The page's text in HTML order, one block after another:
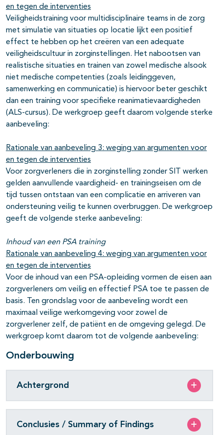
en tegen de interventies
Veiligheidstraining voor multidisciplinaire teams in de zorg
met simulatie van situaties op locatie lijkt een positief
effect te hebben op het creëren van een adequate
veiligheidscultuur in zorginstellingen. Het nabootsen van
realistische situaties en trainen van zowel medische alsook
niet medische competenties (zoals leidinggeven,
samenwerking en communicatie) is hiervoor beter geschikt
dan een training voor specifieke reanimatievaardigheden
(ALS-cursus). De werkgroep geeft daarom volgende sterke
aanbeveling:
Rationale van aanbeveling 3: weging van argumenten voor
en tegen de interventies
Voor zorgverleners die in zorginstelling zonder SIT werken
gelden aanvullende vaardigheid- en trainingseisen om de
tijd tussen ontstaan van een complicatie en arriveren van
ondersteuning veilig te kunnen overbruggen. De werkgroep
geeft de volgende sterke aanbeveling:
Inhoud van een PSA training
Rationale van aanbeveling 4: weging van argumenten voor
en tegen de interventies
Voor de inhoud van een PSA-opleiding vormen de eisen aan
zorgverleners om veilig en effectief PSA toe te passen de
basis. Ten grondslag voor de aanbeveling wordt een
maximaal veilige werkomgeving voor zowel de
zorgverlener zelf, de patiënt en de omgeving gelegd. De
werkgroep komt daarom tot de volgende aanbeveling:
Onderbouwing
Achtergrond
Conclusies / Summary of Findings